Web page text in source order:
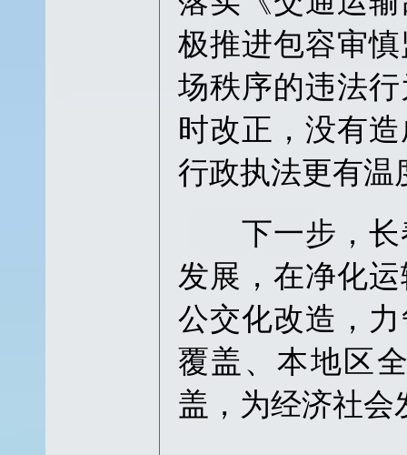
极推进包容审
场秩序的违法
时改正，没有
行政执法更有温
下一步，长
发展，在净化
公交化改造，
覆盖、本地区
盖，为经济社会